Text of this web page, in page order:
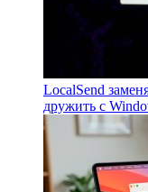
LocalSend
дружить с